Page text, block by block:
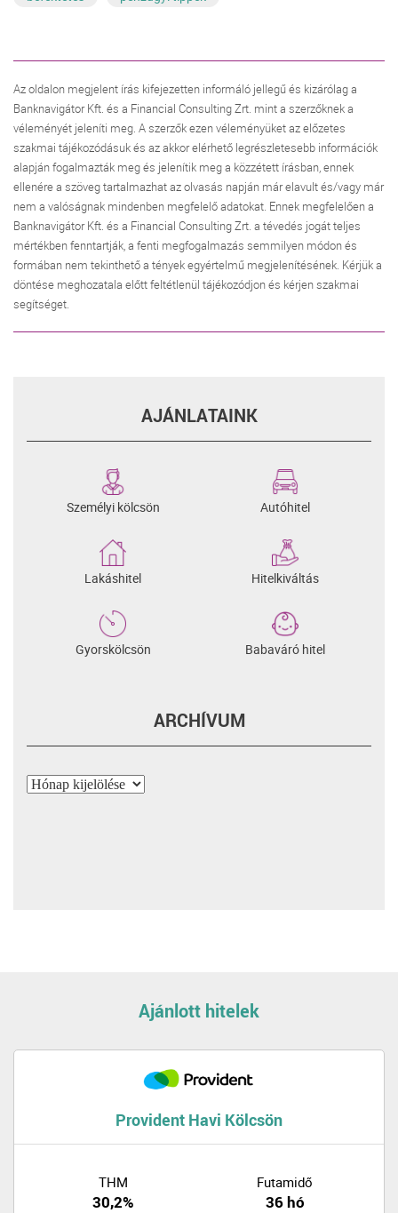
Az oldalon megjelent írás kifejezetten informáló jellegű és kizárólag a
Banknavigátor Kft. és a Financial Consulting Zrt. mint a szerzőknek a
véleményét jeleníti meg. A szerzők ezen véleményüket az előzetes
szakmai tájékozódásuk és az akkor elérhető legrészletesebb információk
alapján fogalmazták meg és jelenítik meg a közzétett írásban, ennek
ellenére a szöveg tartalmazhat az olvasás napján már elavult és/vagy már
nem a valóságnak mindenben megfelelő adatokat. Ennek megfelelően a
Banknavigátor Kft. és a Financial Consulting Zrt. a tévedés jogát teljes
mértékben fenntartják, a fenti megfogalmazás semmilyen módon és
formában nem tekinthető a tények egyértelmű megjelenítésének. Kérjük a
döntése meghozatala előtt feltétlenül tájékozódjon és kérjen szakmai
segítséget.
AJÁNLATAINK
Személyi kölcsön Autóhitel
Lakáshitel Hitelkiváltás
Gyorskölcsön Babaváró hitel
ARCHÍVUM
Archívum
Ajánlott hitelek
Provident Havi Kölcsön
THM
30,2%
Futamidő
36 hó